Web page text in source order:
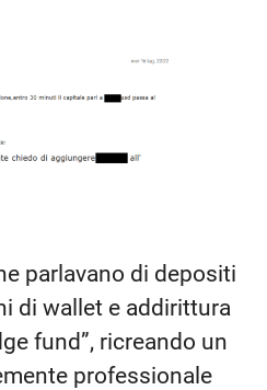
parlavano di depositi
di wallet e addirittura
fund”, ricreando un
professionale